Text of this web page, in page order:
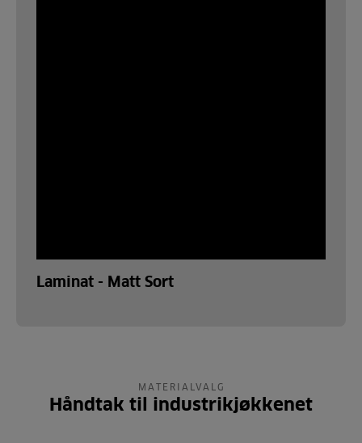
Laminat - Matt Sort
MATERIALVALG
Håndtak til industrikjøkkenet